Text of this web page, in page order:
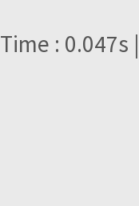
Time : 0.047s